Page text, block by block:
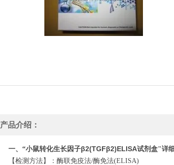
产品介绍：
一、“小鼠转化生长因子β2(TGFβ2)ELISA试剂盒"详
【检测方法】：酶联免疫法/酶免法(ELISA)